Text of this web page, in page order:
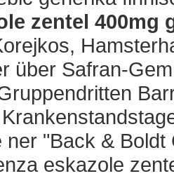
zentel 400mg
über Safran-
"Back &
eskazole